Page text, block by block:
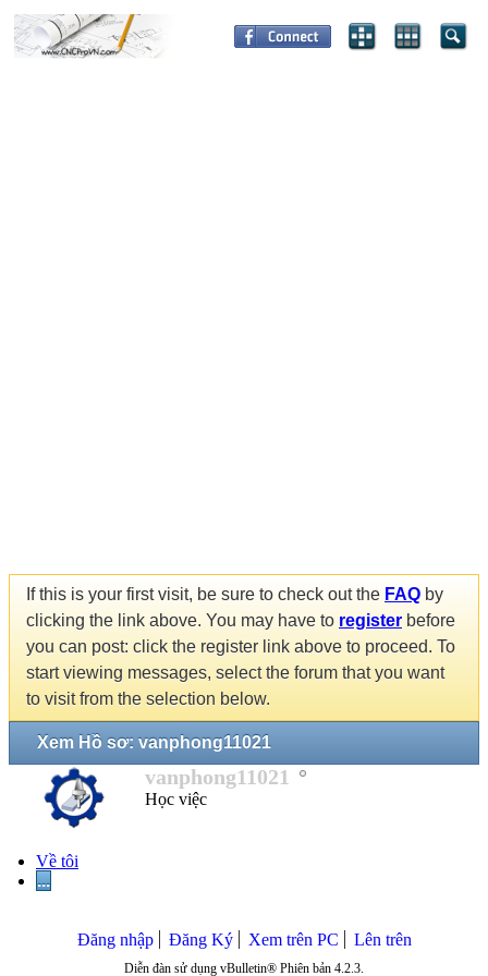
If this is your first visit, be sure to check out the FAQ by
clicking the link above. You may have to register before
you can post: click the register link above to proceed. To
start viewing messages, select the forum that you want
to visit from the selection below.
Xem Hồ sơ: vanphong11021
vanphong11021
Học việc
Về tôi
...
Đăng nhập Đăng Ký Xem trên PC Lên trên
Diễn đàn sử dụng vBulletin® Phiên bản 4.2.3.